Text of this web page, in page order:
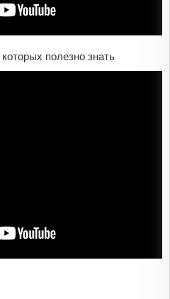
полезно знать